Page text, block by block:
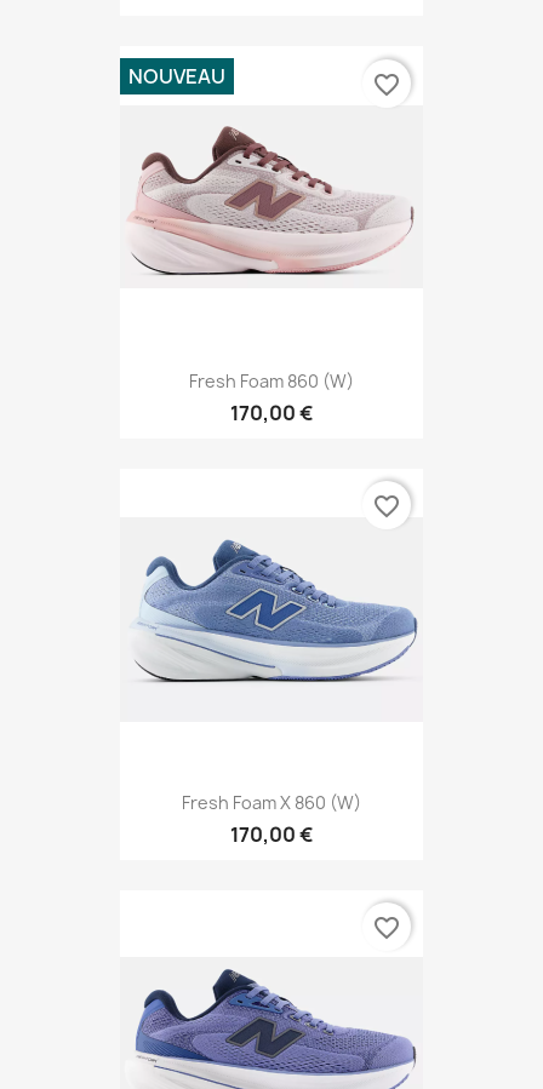
Fresh Foam 860 (W)
170,00 €
NOUVEAU favorite_border
Fresh Foam X 860 (W)
170,00 €
favorite_border
favorite_border